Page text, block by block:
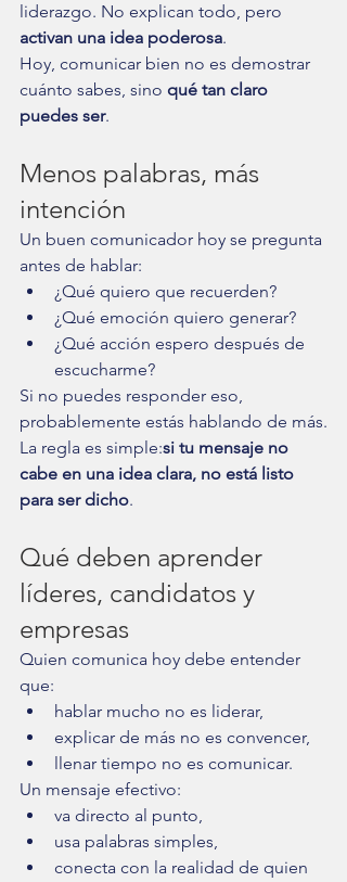
liderazgo. No explican todo, pero
activan una idea poderosa.
Hoy, comunicar bien no es demostrar
cuánto sabes, sino qué tan claro
puedes ser.
Menos palabras, más
intención
Un buen comunicador hoy se pregunta
antes de hablar:
¿Qué quiero que recuerden?
¿Qué emoción quiero generar?
¿Qué acción espero después de
escucharme?
Si no puedes responder eso,
probablemente estás hablando de más.
La regla es simple:si tu mensaje no
cabe en una idea clara, no está listo
para ser dicho.
Qué deben aprender
líderes, candidatos y
empresas
Quien comunica hoy debe entender
que:
hablar mucho no es liderar,
explicar de más no es convencer,
llenar tiempo no es comunicar.
Un mensaje efectivo:
va directo al punto,
usa palabras simples,
conecta con la realidad de quien